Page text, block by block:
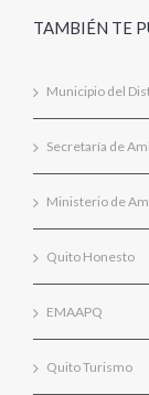
TAMBIÉN TE
Municipio del
Secretaría de
Ministerio de
Quito Honesto
EMAAPQ
Quito Turismo